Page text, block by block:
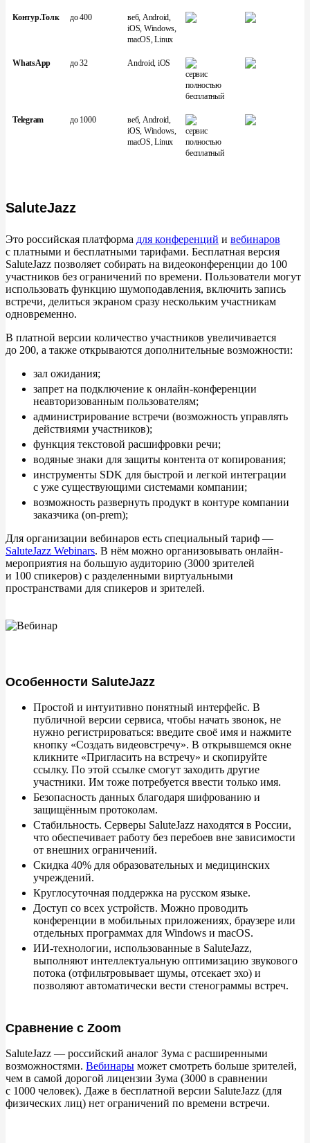
Контур.Толк до 400
веб, Android,
iOS, Windows,
macOS, Linux
WhatsApp до 32
Android, iOS
сервис
полностью
бесплатный
Telegram до 1000
веб, Android,
iOS, Windows,
macOS, Linux
сервис
полностью
бесплатный
SaluteJazz
Это российская платформа для конференций и вебинаров
с платными и бесплатными тарифами. Бесплатная версия
SaluteJazz позволяет собирать на видеоконференции до 100
участников без ограничений по времени. Пользователи могут
использовать функцию шумоподавления, включить запись
встречи, делиться экраном сразу нескольким участникам
одновременно.
В платной версии количество участников увеличивается
до 200, а также открываются дополнительные возможности:
зал ожидания;
запрет на подключение к онлайн-конференции
неавторизованным пользователям;
администрирование встречи (возможность управлять
действиями участников);
функция текстовой расшифровки речи;
водяные знаки для защиты контента от копирования;
инструменты SDK для быстрой и легкой интеграции
с уже существующими системами компании;
возможность развернуть продукт в контуре компании
заказчика (on-prem);
Для организации вебинаров есть специальный тариф —
SaluteJazz Webinars. В нём можно организовывать онлайн-
мероприятия на большую аудиторию (3000 зрителей
и 100 спикеров) с разделенными виртуальными
пространствами для спикеров и зрителей.
Особенности SaluteJazz
Простой и интуитивно понятный интерфейс. В
публичной версии сервиса, чтобы начать звонок, не
нужно регистрироваться: введите своё имя и нажмите
кнопку «Создать видеовстречу». В открывшемся окне
кликните «Пригласить на встречу» и скопируйте
ссылку. По этой ссылке смогут заходить другие
участники. Им тоже потребуется ввести только имя.
Безопасность данных благодаря шифрованию и
защищённым протоколам.
Стабильность. Серверы SaluteJazz находятся в России,
что обеспечивает работу без перебоев вне зависимости
от внешних ограничений.
Скидка 40% для образовательных и медицинских
учреждений.
Круглосуточная поддержка на русском языке.
Доступ со всех устройств. Можно проводить
конференции в мобильных приложениях, браузере или
отдельных программах для Windows и macOS.
ИИ-технологии, использованные в SaluteJazz,
выполняют интеллектуальную оптимизацию звукового
потока (отфильтровывает шумы, отсекает эхо) и
позволяют автоматически вести стенограммы встреч.
Сравнение с Zoom
SaluteJazz — российский аналог Зума с расширенными
возможностями. Вебинары может смотреть больше зрителей,
чем в самой дорогой лицензии Зума (3000 в сравнении
с 1000 человек). Даже в бесплатной версии SaluteJazz (для
физических лиц) нет ограничений по времени встречи.